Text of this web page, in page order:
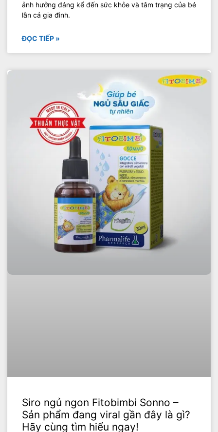
ảnh hưởng đáng kể đến sức khỏe và tâm trạng của bé
lẫn cả gia đình.
ĐỌC TIẾP »
Siro ngủ ngon Fitobimbi Sonno –
Sản phẩm đang viral gần đây là gì?
Hãy cùng tìm hiểu ngay!